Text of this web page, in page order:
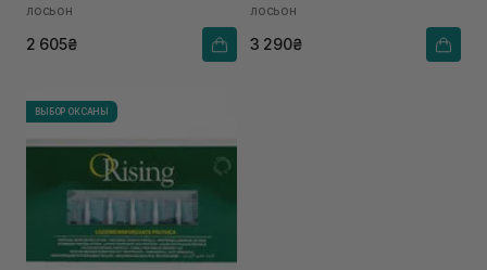
лосьон
2 605₴
лосьон
3 290₴
ВЫБОР ОКСАНЫ